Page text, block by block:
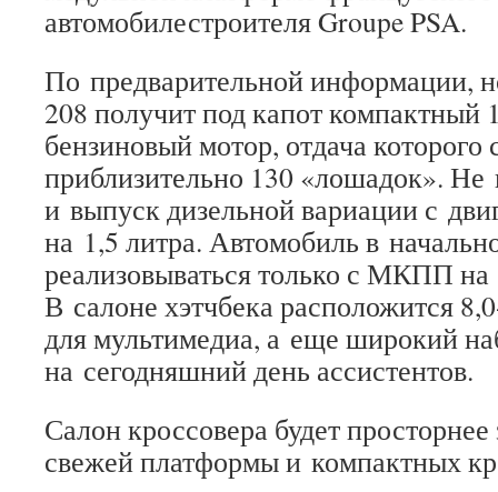
автомобилестроителя Groupe PSA.
По предварительной информации,
208 получит под капот компактный
бензиновый мотор, отдача которого
приблизительно 130 «лошадок». Не
и выпуск дизельной вариации с
на 1,5 литра. Автомобиль в
реализовываться только с МКПП
В салоне хэтчбека расположится
для мультимедиа, а еще широкий
на сегодняшний день ассистентов.
Салон кроссовера будет
свежей платформы и компактных